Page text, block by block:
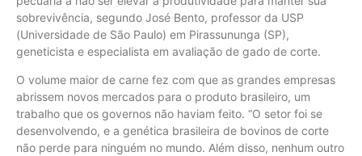
sobrevivência, segundo José Bento, professor da USP
(Universidade de São Paulo) em Pirassununga (SP),
geneticista e especialista em avaliação de gado de corte.
O volume maior de carne fez com que as grandes empresas
abrissem novos mercados para o produto brasileiro, um
trabalho que os governos não haviam feito. “O setor foi se
desenvolvendo, e a genética brasileira de bovinos de corte
não perde para ninguém no mundo. Além disso, nenhum outro